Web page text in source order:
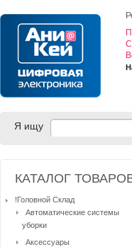
Я ищу
КАТАЛОГ
!Головной Склад
Автоматические системы
уборки
Аксессуары